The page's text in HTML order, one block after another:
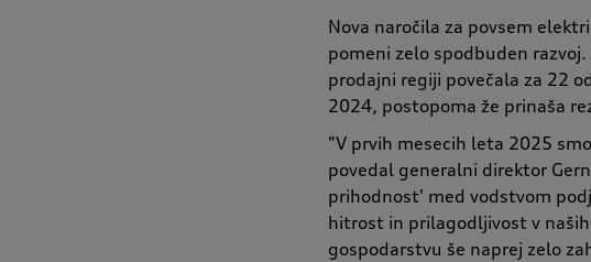
Nova naročila za povsem
pomeni zelo spodbuden
prodajni regiji povečala za 22
2024, postopoma že prinaša
"V prvih mesecih leta 2025
povedal generalni direktor
prihodnost' med vodstvom
hitrost in prilagodljivost v
gospodarstvu še naprej zelo